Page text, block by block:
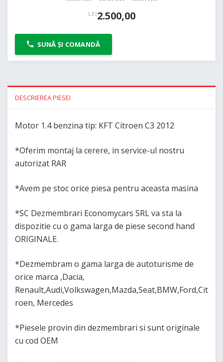
LEI2.500,00
SUNĂ ȘI COMANDĂ
DESCRIEREA PIESEI
Motor 1.4 benzina tip: KFT Citroen C3 2012
*Oferim montaj la cerere, in service-ul nostru
autorizat RAR
*Avem pe stoc orice piesa pentru aceasta masina
*SC Dezmembrari Economycars SRL va sta la
dispozitie cu o gama larga de piese second hand
ORIGINALE.
*Dezmembram o gama larga de autoturisme de
orice marca ,Dacia,
Renault,Audi,Volkswagen,Mazda,Seat,BMW,Ford,Cit
roen, Mercedes
*Piesele provin din dezmembrari si sunt originale
cu cod OEM